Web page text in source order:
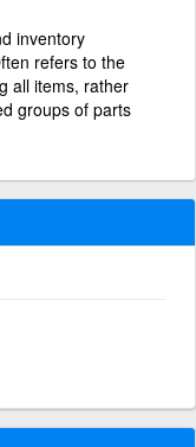
inventory
refers to the
all items, rather
groups of parts